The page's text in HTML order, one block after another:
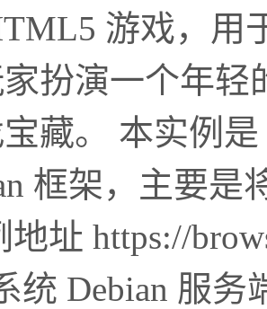
游戏，用
扮演一个年轻
藏。 本实例
框架，主要是
址 https://
统 Debian 服务